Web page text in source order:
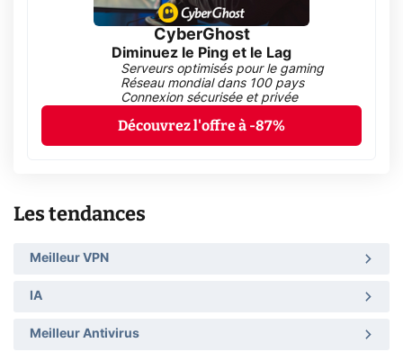
CyberGhost
Diminuez le Ping et le Lag
Serveurs optimisés pour le gaming
Réseau mondial dans 100 pays
Connexion sécurisée et privée
Découvrez l'offre à -87%
Les tendances
Meilleur VPN
IA
Meilleur Antivirus